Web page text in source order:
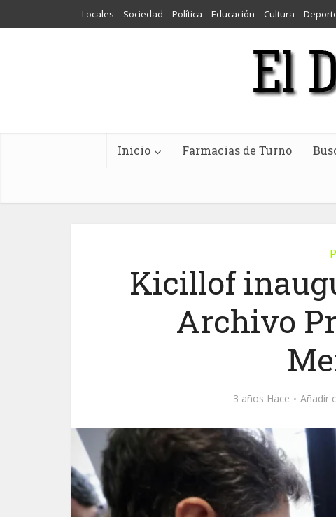
Locales Sociedad Política Educación Cultura
Inicio Farmacias de Turno
Kicillof
Archivo
3 años Hace Añadir